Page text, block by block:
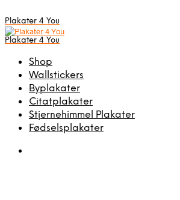
Plakater 4 You
Plakater 4 You
Shop
Wallstickers
Byplakater
Citatplakater
Stjernehimmel Plakater
Fødselsplakater